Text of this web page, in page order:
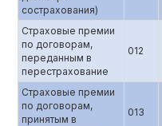
сострахования)
Страховые премии
по договорам,
переданным в
перестрахование
012
Страховые премии
по договорам,
принятым в
013